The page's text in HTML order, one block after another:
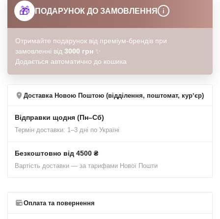
🎁 ПОДАРУНОК ДО ЗАМОВЛЕННЯ i
Отримайте подарунок від преміум-брендів при
замовленні від 3000 грн ✨
Додається автоматично до кошика
Доставка Новою Поштою (відділення, поштомат, курʼєр)
Відправки щодня (Пн–Сб)
Термін доставки: 1–3 дні по Україні
Безкоштовно від 4500 ₴
Вартість доставки — за тарифами Нової Пошти
Оплата та повернення